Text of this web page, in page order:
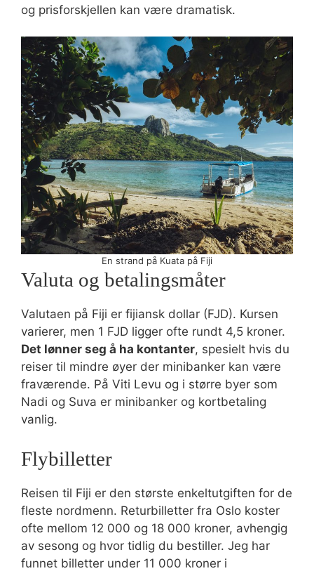
og prisforskjellen kan være dramatisk.
En strand på Kuata på Fiji
Valuta og betalingsmåter
Valutaen på Fiji er fijiansk dollar (FJD). Kursen
varierer, men 1 FJD ligger ofte rundt 4,5 kroner.
Det lønner seg å ha kontanter, spesielt hvis du
reiser til mindre øyer der minibanker kan være
fraværende. På Viti Levu og i større byer som
Nadi og Suva er minibanker og kortbetaling
vanlig.
Flybilletter
Reisen til Fiji er den største enkeltutgiften for de
fleste nordmenn. Returbilletter fra Oslo koster
ofte mellom 12 000 og 18 000 kroner, avhengig
av sesong og hvor tidlig du bestiller. Jeg har
funnet billetter under 11 000 kroner i